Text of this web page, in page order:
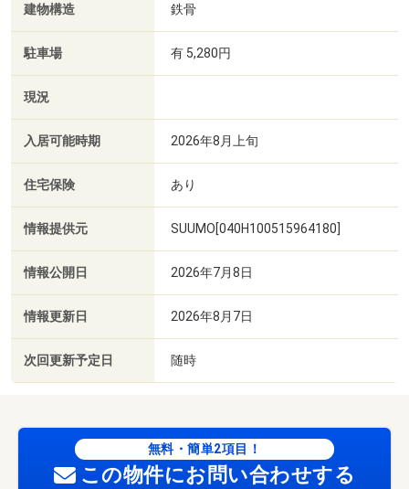
建物構造 鉄骨
駐車場 有 5,280円
現況
入居可能時期 2026年8月上旬
住宅保険 あり
情報提供元 SUUMO[040H100515964180]
情報公開日 2026年7月8日
情報更新日 2026年8月7日
次回更新予定日 随時
無料・簡単2項目！
この物件にお問い合わせする